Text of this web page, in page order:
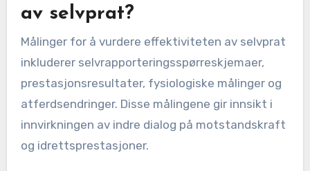
av selvprat?
Målinger for å vurdere effektiviteten av selvprat
inkluderer selvrapporteringsspørreskjemaer,
prestasjonsresultater, fysiologiske målinger og
atferdsendringer. Disse målingene gir innsikt i
innvirkningen av indre dialog på motstandskraft
og idrettsprestasjoner.